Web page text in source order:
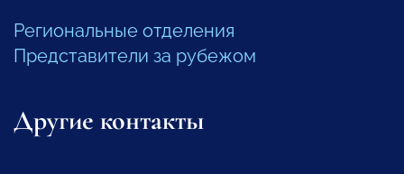
Региональные отделения
Представители за рубежом
Другие контакты